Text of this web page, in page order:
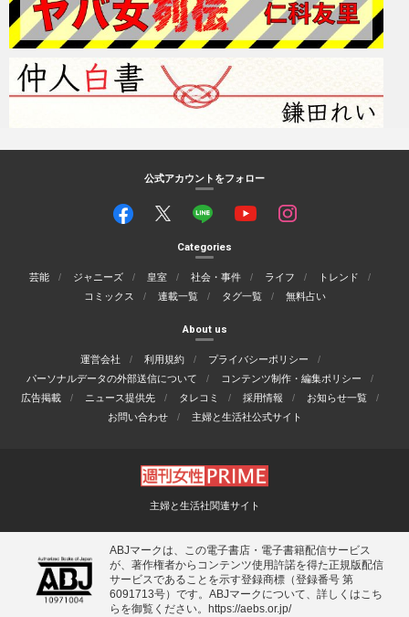
公式アカウントをフォロー
Categories
芸能 ジャニーズ 皇室 社会・事件 ライフ
トレンド
コミックス
連載一覧 タグ一覧 無料占い
About us
運営会社 利用規約
プライバシーポリシー
パーソナルデータの外部送信について
コンテンツ制作・編集ポリシー
広告掲載
ニュース提供先 タレコミ 採用情報
お知らせ一覧
お問い合わせ
主婦と生活社公式サイト
主婦と生活社関連サイト
ABJマークは、この電子書店・電子書籍配信サービス
が、著作権者からコンテンツ使用許諾を得た正規版配信
サービスであることを示す登録商標（登録番号 第
6091713号）です。ABJマークについて、詳しくはこち
らを御覧ください。
https://aebs.or.jp/